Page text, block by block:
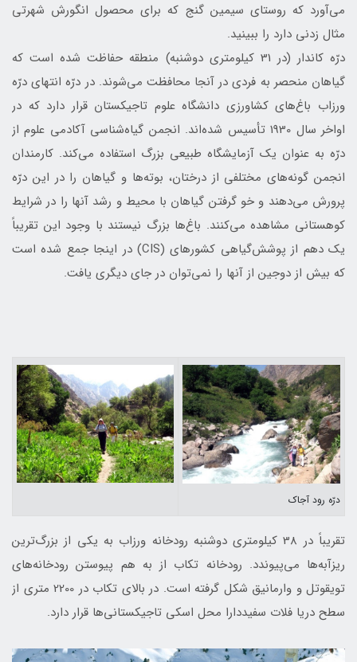
می‌آورد که روستای سيمين‌ گنج که برای محصول انگورش شهرتی
مثال زدنی دارد را ببینید.
درّه كاندار (در 31 کیلومتری دوشنبه) منطقه حفاظت شده است که
گیاهان منحصر به فردی در آنجا محافظت می‌شوند. در درّه انتهای درّه
ورزاب باغ‌های کشاورزی دانشگاه‌ علوم ‌تاجیکستان قرار دارد که در
اواخر سال 1930 تأسيس شده‌اند. انجمن گیاه‌شناسی ‌آکادمی ‌علوم از
درّه به عنوان یک آزمایشگاه طبیعی بزرگ استفاده می‌كند. کارمندان
انجمن گونه‌های مختلفی از درختان، بوته‌ها و گیاهان را در این درّه
پرورش می‌دهند و خو‌ گرفتن گیاهان با محیط و رشد آنها را در شرایط
کوهستانی مشاهده مي‌كنند. باغ‌ها بزرگ نیستند با وجود این تقریباً
یک دهم از پوشش‌گیاهی کشورهای (CIS) در اینجا جمع شده است
كه بیش از دوجین از آنها را نمی‌توان در جای دیگری یافت.
درّه رود آجاك
تقریباً در 38 کیلومتری دوشنبه رودخانه ورزاب به یکی از بزرگ‌ترین
ریزآبه‌ها می‌پیوندد. رودخانه تكاب از به هم پیوستن رودخانه‌های
تويقوتل و وارمانيق شکل گرفته است. در بالای تكاب در 2200 متری از
سطح دریا فلات سفيددارا محل اسکی تاجیکستانی‌ها قرار دارد.